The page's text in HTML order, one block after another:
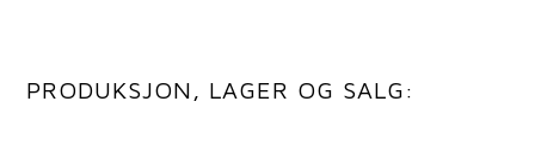
PRODUKSJON, LAGER OG SALG: